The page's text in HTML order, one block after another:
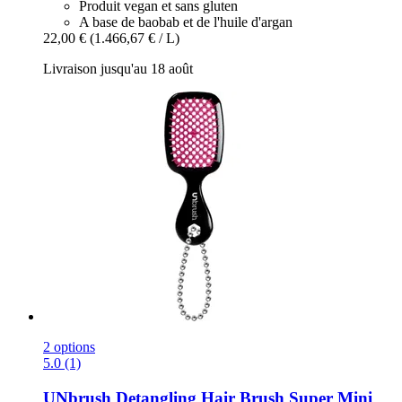
Produit vegan et sans gluten
A base de baobab et de l'huile d'argan
22,00 € (1.466,67 € / L)
Livraison jusqu'au 18 août
2 options
5.0 (1)
UNbrush Detangling Hair Brush Super Mini